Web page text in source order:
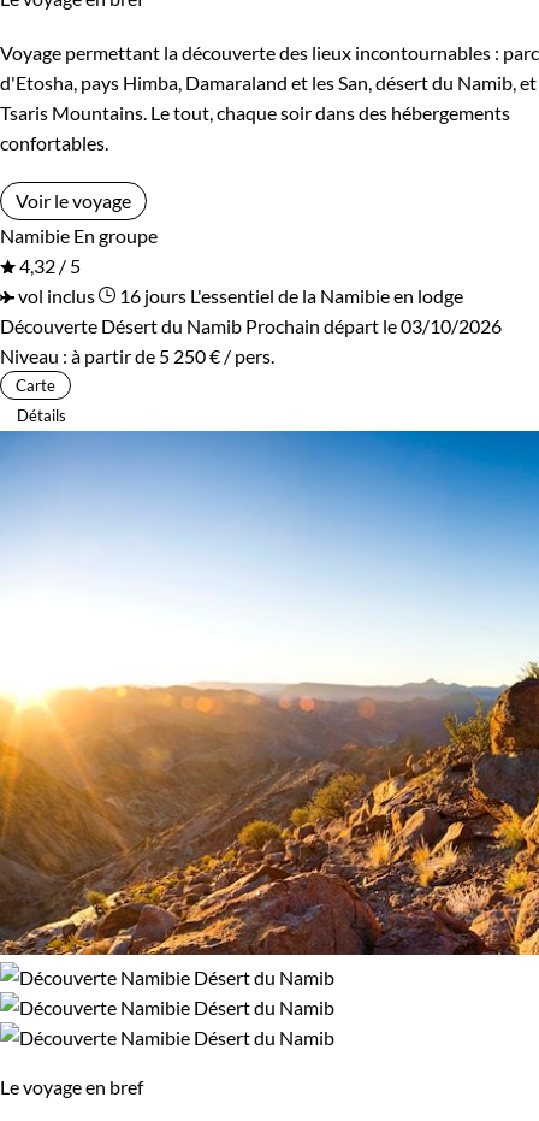
Voyage permettant la découverte des lieux incontournables : parc
d'Etosha, pays Himba, Damaraland et les San, désert du Namib, et
Tsaris Mountains. Le tout, chaque soir dans des hébergements
confortables.
Voir le voyage
Namibie En groupe
4,32 / 5
vol inclus
16 jours L'essentiel de la Namibie en lodge
Découverte Désert du Namib Prochain départ le 03/10/2026
Niveau : à partir de 5 250 € / pers.
Carte
Détails
Le voyage en bref